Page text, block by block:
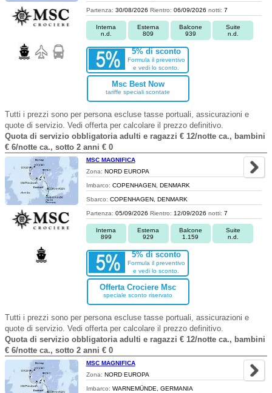
Partenza: 30/08/2026 Rientro: 06/09/2026 notti: 7
Interna
n.d.
Esterna
809
Balcone
939
Suite
n.d.
5% di sconto
Formula il preventivo
e vedi lo sconto.
Msc Best Now
tariffe speciali scontate
Tutti i prezzi sono per persona escluse tasse portuali, assicurazioni e
quote di servizio. Vedi offerta per calcolare il prezzo definitivo.
Quota di servizio obbligatoria adulti e ragazzi € 12/notte ca., bambini
€ 6/notte ca., sotto 2 anni € 0
MSC MAGNIFICA
Zona: NORD EUROPA
Imbarco: COPENHAGEN, DENMARK
Sbarco: COPENHAGEN, DENMARK
Partenza: 05/09/2026 Rientro: 12/09/2026 notti: 7
Interna
899
Esterna
929
Balcone
1.159
Suite
n.d.
5% di sconto
Formula il preventivo
e vedi lo sconto.
Offerta Crociere Msc
speciale sconto riservato
Tutti i prezzi sono per persona escluse tasse portuali, assicurazioni e
quote di servizio. Vedi offerta per calcolare il prezzo definitivo.
Quota di servizio obbligatoria adulti e ragazzi € 12/notte ca., bambini
€ 6/notte ca., sotto 2 anni € 0
MSC MAGNIFICA
Zona: NORD EUROPA
Imbarco: WARNEMÜNDE, GERMANIA